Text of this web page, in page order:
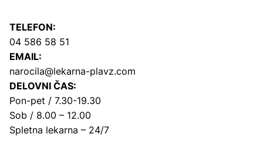
TELEFON:
04 586 58 51
EMAIL:
narocila@lekarna-plavz.com
DELOVNI ČAS:
Pon-pet / 7.30-19.30
Sob / 8.00 – 12.00
Spletna lekarna – 24/7